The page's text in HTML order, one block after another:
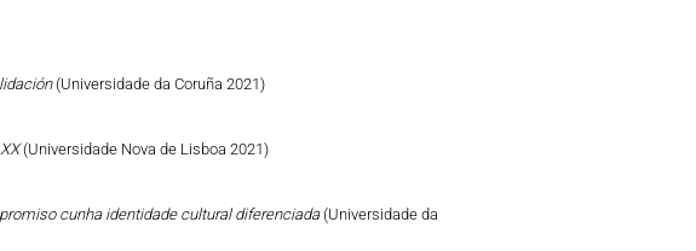
(Universidade da Coruña 2021)
(Universidade Nova de Lisboa 2021)
cunha identidade cultural diferenciada(Universidade da